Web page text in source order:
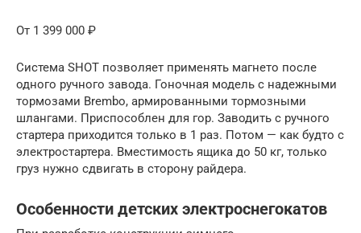
От 1 399 000 ₽
Система SHOT позволяет применять магнето после
одного ручного завода. Гоночная модель с надежными
тормозами Brembo, армированными тормозными
шлангами. Приспособлен для гор. Заводить с ручного
стартера приходится только в 1 раз. Потом — как будто с
электростартера. Вместимость ящика до 50 кг, только
груз нужно сдвигать в сторону райдера.
Особенности детских электроснегокатов